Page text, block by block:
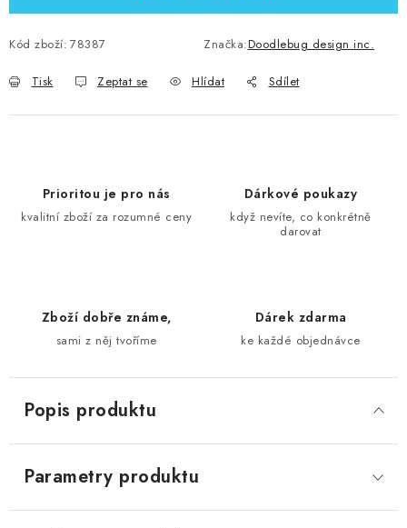
Kód zboží: 78387 Značka:Doodlebug design inc.
Tisk Zeptat se Hlídat Sdílet
Prioritou je pro nás
kvalitní zboží za rozumné ceny
Dárkové poukazy
když nevíte, co konkrétně
darovat
Zboží dobře známe,
sami z něj tvoříme
Dárek zdarma
ke každé objednávce
Popis produktu
Parametry produktu